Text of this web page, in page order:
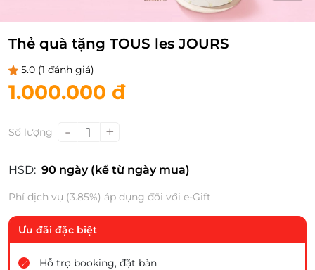
Thẻ quà tặng TOUS les JOURS
5.0 (1 đánh giá)
1.000.000 đ
Số lượng - 1 +
HSD: 90 ngày (kể từ ngày mua)
Phí dịch vụ (3.85%) áp dụng đối với e-Gift
Ưu đãi đặc biệt
Hỗ trợ booking, đặt bàn